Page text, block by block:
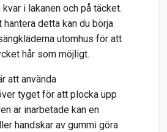
i lakanen och på täcket.
detta kan du börja
utomhus för att
hår som möjligt.
att använda
tyget för att plocka upp
är inarbetade kan en
handskar av gummi göra